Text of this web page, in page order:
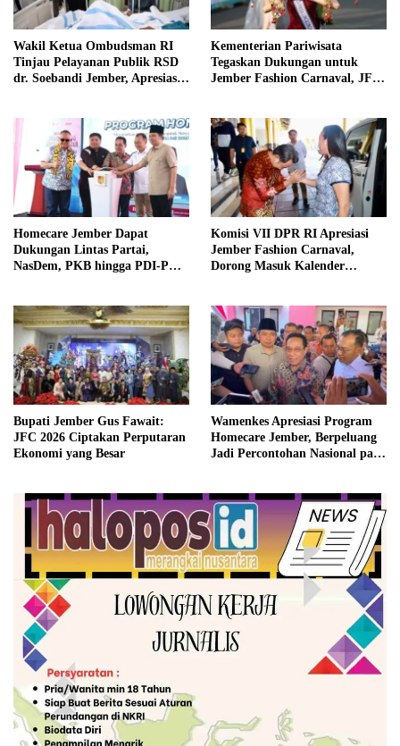
Wakil Ketua Ombudsman RI
Tinjau Pelayanan Publik RSD
dr. Soebandi Jember, Apresiasi
Kementerian Pariwisata
Tegaskan Dukungan untuk
Jember Fashion Carnaval, JFC
Homecare Jember Dapat
Dukungan Lintas Partai,
NasDem, PKB hingga PDI-P
Komisi VII DPR RI Apresiasi
Jember Fashion Carnaval,
Dorong Masuk Kalender
Bupati Jember Gus Fawait:
JFC 2026 Ciptakan Perputaran
Ekonomi yang Besar
Wamenkes Apresiasi Program
Homecare Jember, Berpeluang
Jadi Percontohan Nasional pada